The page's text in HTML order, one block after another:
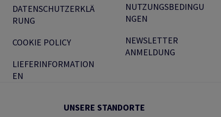
DATENSCHUTZERKLÄ
RUNG
COOKIE POLICY
LIEFERINFORMATION
EN
NUTZUNGSBEDINGU
NGEN
NEWSLETTER
ANMELDUNG
UNSERE STANDORTE